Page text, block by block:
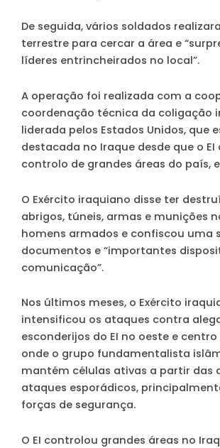
De seguida, vários soldados
terrestre para cercar a área e
líderes entrincheirados no local”.
A operação foi realizada com a
coordenação técnica da coligação
liderada pelos Estados Unidos, que
destacada no Iraque desde que o EI
controlo de grandes áreas do país,
O Exército iraquiano disse ter
abrigos, túneis, armas e munições
homens armados e confiscou uma
documentos e “importantes
comunicação”.
Nos últimos meses, o Exército
intensificou os ataques contra
esconderijos do EI no oeste e
onde o grupo fundamentalista
mantém células ativas a partir das
ataques esporádicos,
forças de segurança.
O EI controlou grandes áreas no